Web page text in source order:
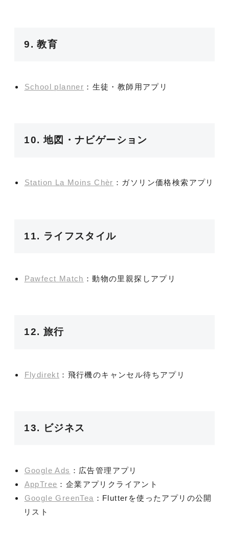
9. 教育
School planner ：生徒・教師用アプリ
10. 地図・ナビゲーション
Station La Moins Chèr ：ガソリン価格検索アプリ
11. ライフスタイル
Pawfect Match ：動物の里親探しアプリ
12. 旅行
Flydirekt ：飛行機のキャンセル待ちアプリ
13. ビジネス
Google Ads ：広告管理アプリ
AppTree ：企業アプリクライアント
Google GreenTea ：Flutterを使ったアプリの公開
リスト